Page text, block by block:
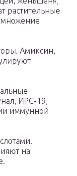
растительные
Амиксин,
ИРС-19,
иммунной
на